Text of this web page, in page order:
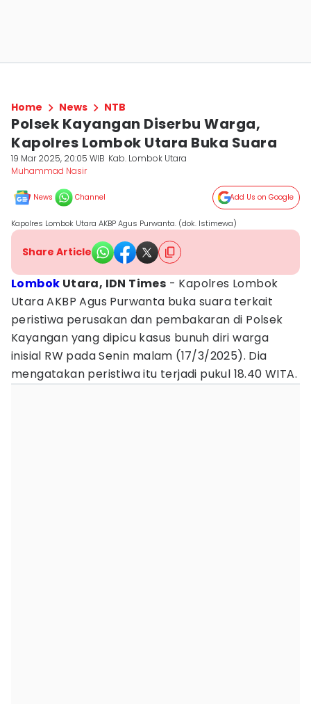
Home News NTB
Polsek Kayangan Diserbu Warga,
Kapolres Lombok Utara Buka Suara
19 Mar 2025, 20:05 WIB Kab. Lombok Utara
Muhammad Nasir
News Channel Add Us on Google
Kapolres Lombok Utara AKBP Agus Purwanta. (dok. Istimewa)
Share Article
Lombok Utara, IDN Times - Kapolres Lombok
Utara AKBP Agus Purwanta buka suara terkait
peristiwa perusakan dan pembakaran di Polsek
Kayangan yang dipicu kasus bunuh diri warga
inisial RW pada Senin malam (17/3/2025). Dia
mengatakan peristiwa itu terjadi pukul 18.40 WITA.